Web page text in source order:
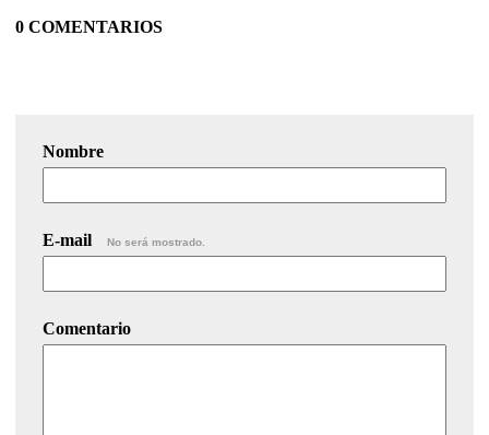
0 COMENTARIOS
Nombre
E-mail No será mostrado.
Comentario